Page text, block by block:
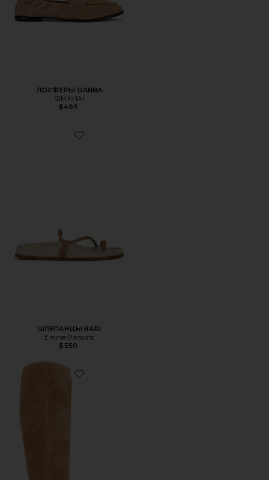
ЛОУФЕРЫ DANNA
SIMKHAI
$495
Favorite ШЛЕПАНЦЫ BARI
ШЛЕПАНЦЫ BARI
Emme Parsons
$550
Favorite САПОГИ SYLVIA